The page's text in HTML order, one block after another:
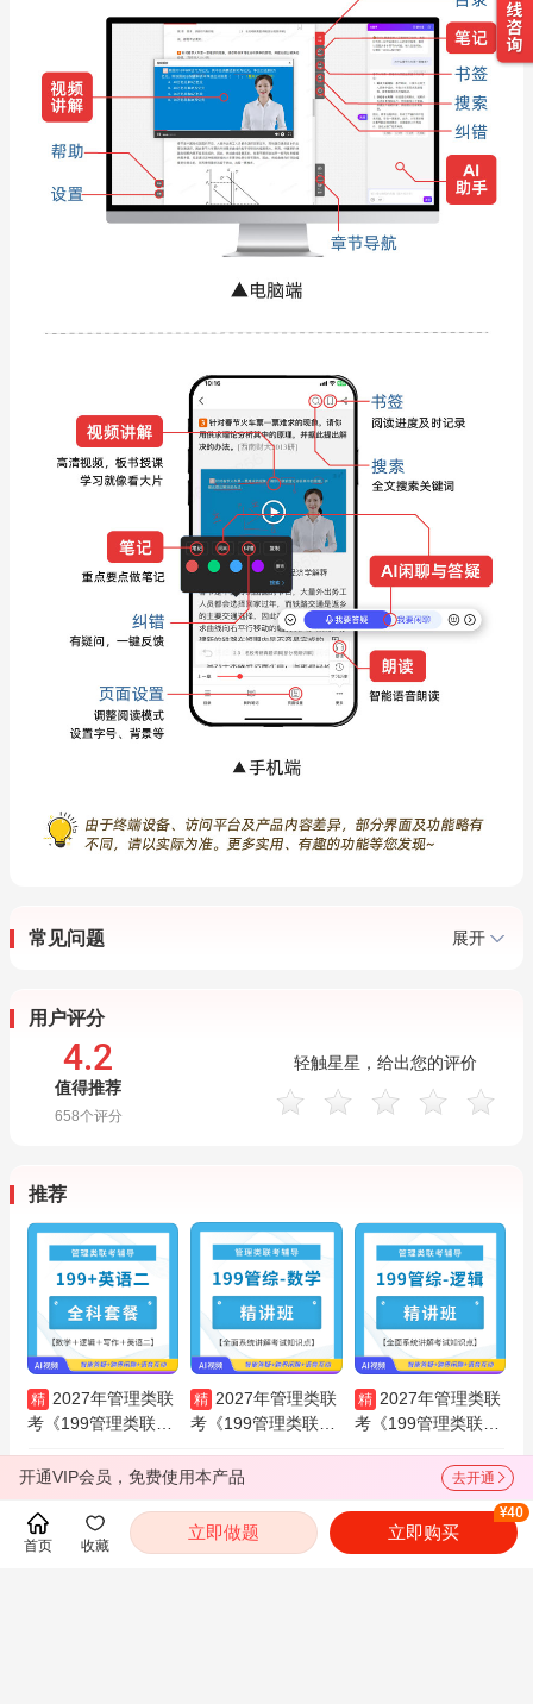
常见问题 展开
用户评分
4.2
值得推荐
658个评分
轻触星星，给出您的评价
推荐
精 2027年管理类联
考《199管理类联考
（二）》全科套餐
精 2027年管理类联
考《199管理类联考
分）精讲班
精 2027年管理类联
考《199管理类联考
查看全部
开通VIP会员，免费使用本产品 去开通
首页 收藏
立即做题 立即购买
¥40